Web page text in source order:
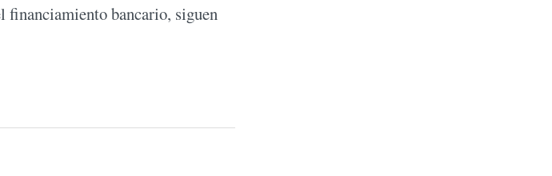
financiamiento bancario, siguen